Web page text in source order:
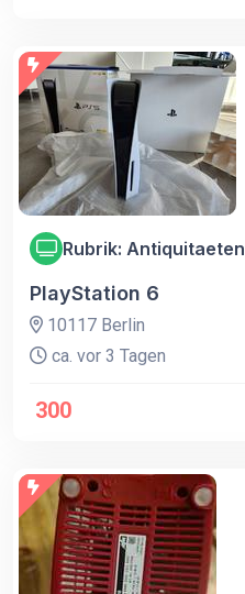
Rubrik: Antiquitaeten
PlayStation 6
10117 Berlin
ca. vor 3 Tagen
300